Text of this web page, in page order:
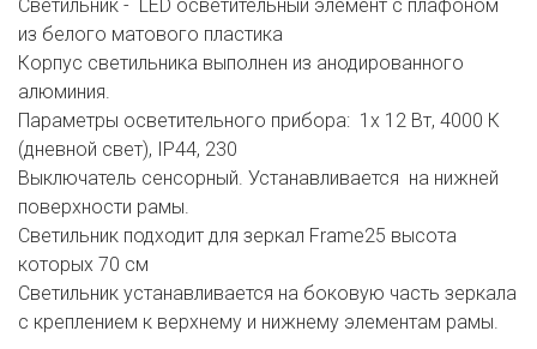
Светильник - LED осветительный элемент с плафоном
из белого матового пластика
Корпус светильника выполнен из анодированного
алюминия.
Параметры осветительного прибора: 1x 12 Вт, 4000 К
(дневной свет), IP44, 230
Выключатель сенсорный. Устанавливается на нижней
поверхности рамы.
Светильник подходит для зеркал Frame25 высота
которых 70 см
Светильник устанавливается на боковую часть зеркала
с креплением к верхнему и нижнему элементам рамы.